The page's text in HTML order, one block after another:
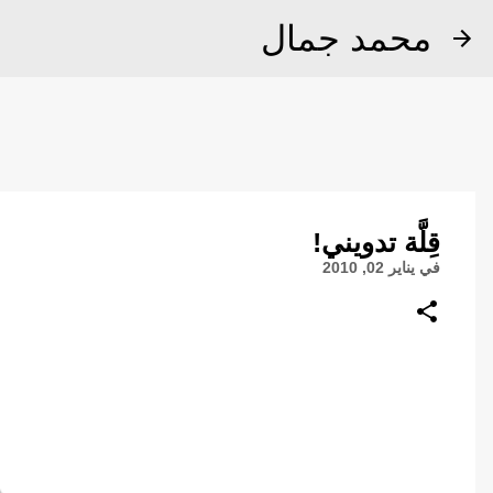
محمد جمال
قِلَّة تدويني!
في يناير 02, 2010